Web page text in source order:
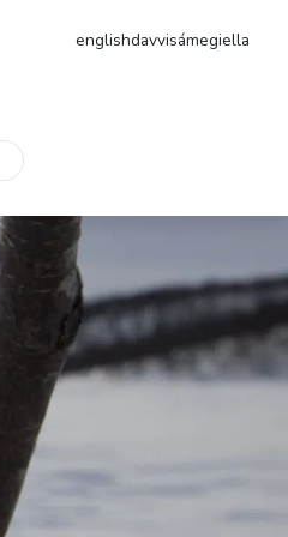
englishdavvisámegiella
alasvetovalikkoa